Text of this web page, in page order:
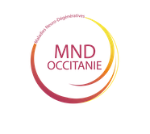
contenu
principal
Panneau de gestion des